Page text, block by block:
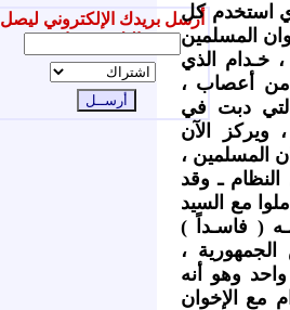
أرسل بريدك الإلكتروني ليصل
إليك جديدنا
استخدم كل
المسلمين
خـدام الذي
من أعصاب ،
التي دبت في
ويركز الآن
المسلمين ،
ـ وقد
مع السيد
( فاسـداً )
،
وهو أنه
مع الإخوان